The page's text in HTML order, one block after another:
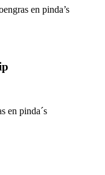
en pinda’s
en pinda´s